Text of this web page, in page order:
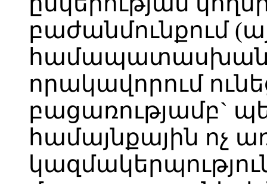
բաժանմունքում
որակավորում
բացառությամբ`
համայնքային ոչ